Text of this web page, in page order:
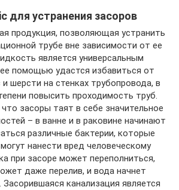
для устранения засоров
продукция, позволяющая устранить
трубе вне зависимости от ее
является универсальным
помощью удастся избавиться от
шерсти на стенках трубопровода, в
повысить проходимость труб.
засоры таят в себе значительное
– в ванне и в раковине начинают
различные бактерии, которые
нанести вред человеческому
при засоре может переполниться,
даже перелив, и вода начнет
канализация является